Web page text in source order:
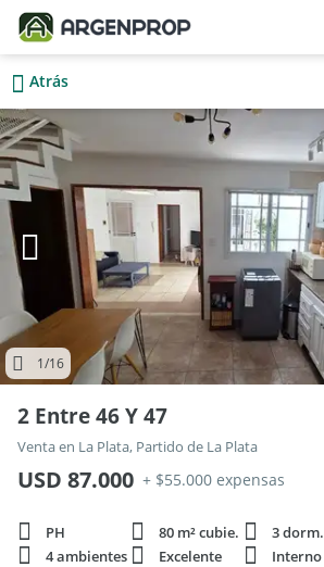
Atrás
1/16
2 Entre 46 Y 47
Venta en La Plata, Partido de La Plata
USD 87.000 + $55.000 expensas
PH 80 m² cubie. 3 dorm.
4 ambientes
Excelente Interno